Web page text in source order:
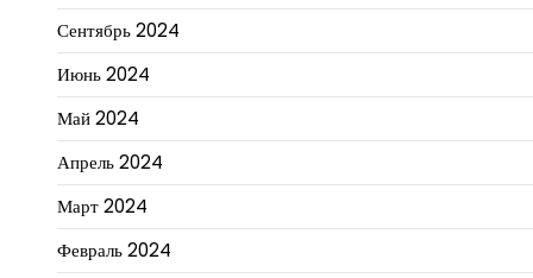
Сентябрь 2024
Июнь 2024
Май 2024
Апрель 2024
Март 2024
Февраль 2024